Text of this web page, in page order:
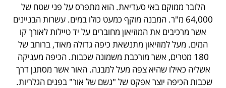
הלובר ממוקם באי סעדיאת. הוא מתפרס על פני שטח של
64,000 מ"ר. המבנה מוקף כמעט כולו במים. עשרות הבניינים
אשר מרכיבים את המוזיאון מחוברים על יד טיילות לאורך קו
המים. מעל למוזיאון מתנשאת כיפה גדולה מאוד, ברוחב של
180 מטרים, אשר מורכבת משמונה שכבות. הכיפה מעניקה
אשליה כאילו שהיא צפה מעל למבנה. האור אשר מסתנן דרך
שכבות הכיפה יוצר אפקט של "גשם של אור" בפנים הגלריות.